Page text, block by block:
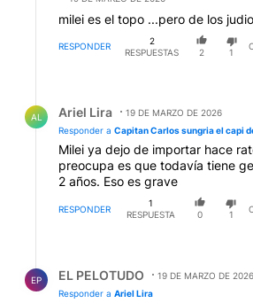
milei es el topo ...pero de los
RESPONDER
2
RESPUESTAS
2 1
AL Ariel Lira
19 DE MARZO DE 2026
Responder a Capitan Carlos sungria el capi
Milei ya dejo de importar hace
preocupa es que todavía tiene
2 años. Eso es grave
RESPONDER
1
RESPUESTA
0 1
EP EL PELOTUDO
19 DE MARZO DE 2026
Responder a Ariel Lira